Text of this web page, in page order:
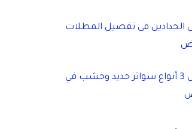
الحدادين فى تفصيل المظلات
أفضل 3 أنواع سواتر حديد وخشب في